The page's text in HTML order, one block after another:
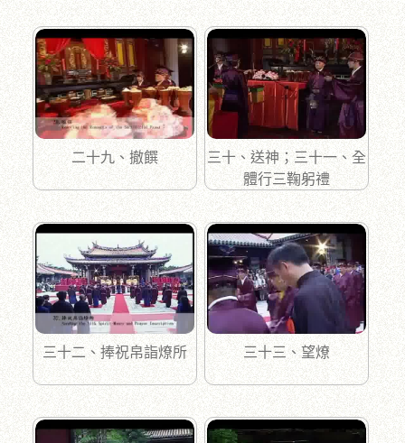
二十九、撤饌
三十、送神；三十一、全
體行三鞠躬禮
三十二、捧祝帛詣燎所 三十三、望燎